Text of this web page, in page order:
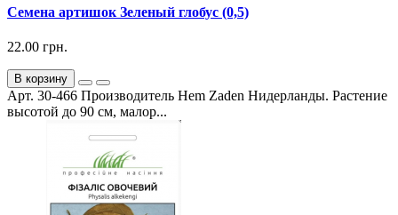
Семена артишок Зеленый глобус (0,5)
22.00 грн.
В корзину
Арт. 30-466 Производитель Hem Zaden Нидерланды. Растение
высотой до 90 см, малор...